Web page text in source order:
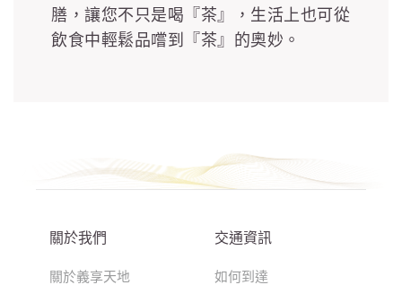
膳，讓您不只是喝『茶』，生活上也可從
飲食中輕鬆品嚐到『茶』的奧妙。
關於我們
關於義享天地
交通資訊
如何到達